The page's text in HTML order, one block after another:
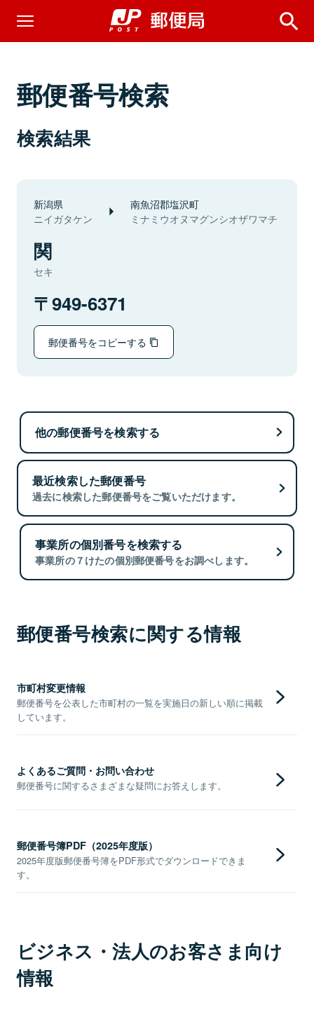
郵便番号検索
検索結果
新潟県
ニイガタケン
南魚沼郡塩沢町
ミナミウオヌマグンシオザワマチ
関
セキ
949-6371
郵便番号をコピーする
他の郵便番号を検索する
最近検索した郵便番号
過去に検索した郵便番号をご覧いただけます。
事業所の個別番号を検索する
事業所の７けたの個別郵便番号をお調べします。
郵便番号検索に関する情報
市町村変更情報
郵便番号を公表した市町村の一覧を実施日の新しい順に掲載
しています。
よくあるご質問・お問い合わせ
郵便番号に関するさまざまな疑問にお答えします。
郵便番号簿PDF（2025年度版）
2025年度版郵便番号簿をPDF形式でダウンロードできま
す。
ビジネス・法人のお客さま向け
情報